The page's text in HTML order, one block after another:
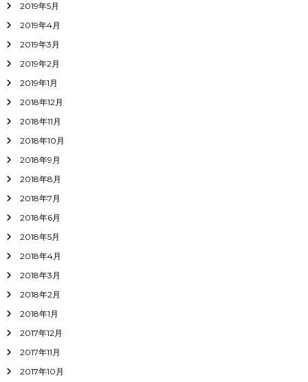
2019年5月
2019年4月
2019年3月
2019年2月
2019年1月
2018年12月
2018年11月
2018年10月
2018年9月
2018年8月
2018年7月
2018年6月
2018年5月
2018年4月
2018年3月
2018年2月
2018年1月
2017年12月
2017年11月
2017年10月